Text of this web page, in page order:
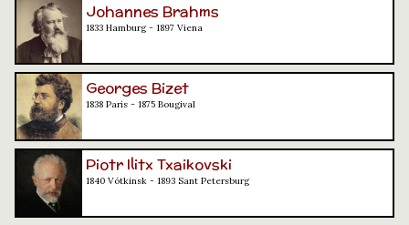
Johannes Brahms
1833 Hamburg - 1897 Viena
Georges Bizet
1838 París - 1875 Bougival
Piotr Ilitx Txaikovski
1840 Vótkinsk - 1893 Sant Petersburg